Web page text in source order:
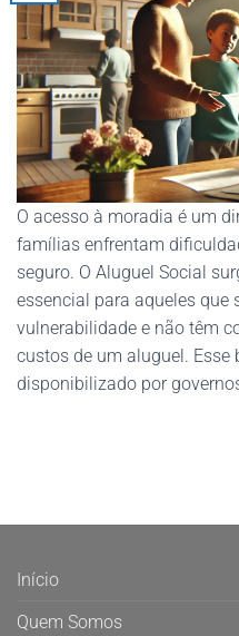
O acesso à moradia é um
famílias enfrentam
seguro. O Aluguel Social
essencial para aqueles que
vulnerabilidade e não têm
custos de um aluguel. Esse
disponibilizado por
Início
Quem Somos